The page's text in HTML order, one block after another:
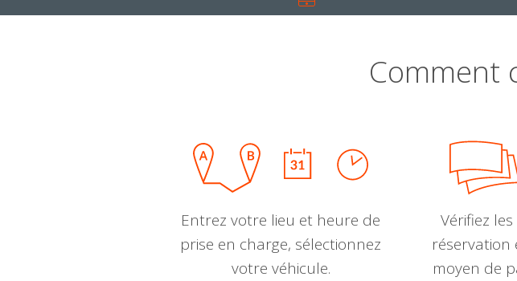
Comment
Entrez votre lieu et heure de
prise en charge, sélectionnez
votre véhicule.
Vérifiez
réservation
moyen de